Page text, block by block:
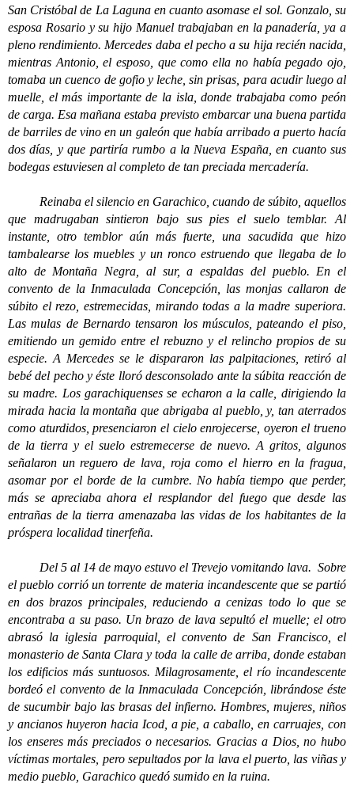
San Cristóbal de La Laguna en cuanto asomase el sol. Gonzalo, su
esposa Rosario y su hijo Manuel trabajaban en la panadería, ya a
pleno rendimiento. Mercedes daba el pecho a su hija recién nacida,
mientras Antonio, el esposo, que como ella no había pegado ojo,
tomaba un cuenco de gofio y leche, sin prisas, para acudir luego al
muelle, el más importante de la isla, donde trabajaba como peón
de carga. Esa mañana estaba previsto embarcar una buena partida
de barriles de vino en un galeón que había arribado a puerto hacía
dos días, y que partiría rumbo a la Nueva España, en cuanto sus
bodegas estuviesen al completo de tan preciada mercadería.
Reinaba el silencio en Garachico, cuando de súbito, aquellos
que madrugaban sintieron bajo sus pies el suelo temblar. Al
instante, otro temblor aún más fuerte, una sacudida que hizo
tambalearse los muebles y un ronco estruendo que llegaba de lo
alto de Montaña Negra, al sur, a espaldas del pueblo. En el
convento de la Inmaculada Concepción, las monjas callaron de
súbito el rezo, estremecidas, mirando todas a la madre superiora.
Las mulas de Bernardo tensaron los músculos, pateando el piso,
emitiendo un gemido entre el rebuzno y el relincho propios de su
especie. A Mercedes se le dispararon las palpitaciones, retiró al
bebé del pecho y éste lloró desconsolado ante la súbita reacción de
su madre. Los garachiquenses se echaron a la calle, dirigiendo la
mirada hacia la montaña que abrigaba al pueblo, y, tan aterrados
como aturdidos, presenciaron el cielo enrojecerse, oyeron el trueno
de la tierra y el suelo estremecerse de nuevo. A gritos, algunos
señalaron un reguero de lava, roja como el hierro en la fragua,
asomar por el borde de la cumbre. No había tiempo que perder,
más se apreciaba ahora el resplandor del fuego que desde las
entrañas de la tierra amenazaba las vidas de los habitantes de la
próspera localidad tinerfeña.
Del 5 al 14 de mayo estuvo el Trevejo vomitando lava. Sobre
el pueblo corrió un torrente de materia incandescente que se partió
en dos brazos principales, reduciendo a cenizas todo lo que se
encontraba a su paso. Un brazo de lava sepultó el muelle; el otro
abrasó la iglesia parroquial, el convento de San Francisco, el
monasterio de Santa Clara y toda la calle de arriba, donde estaban
los edificios más suntuosos. Milagrosamente, el río incandescente
bordeó el convento de la Inmaculada Concepción, librándose éste
de sucumbir bajo las brasas del infierno. Hombres, mujeres, niños
y ancianos huyeron hacia Icod, a pie, a caballo, en carruajes, con
los enseres más preciados o necesarios. Gracias a Dios, no hubo
víctimas mortales, pero sepultados por la lava el puerto, las viñas y
medio pueblo, Garachico quedó sumido en la ruina.